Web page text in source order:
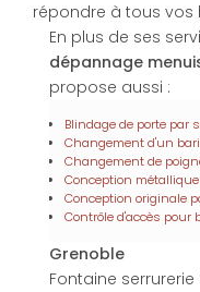
répondre à tous vos
En plus de ses
dépannage
propose aussi :
Blindage de porte par
Changement d'un
Changement de
Conception
Conception originale
Contrôle d'accès pour
Grenoble
Fontaine